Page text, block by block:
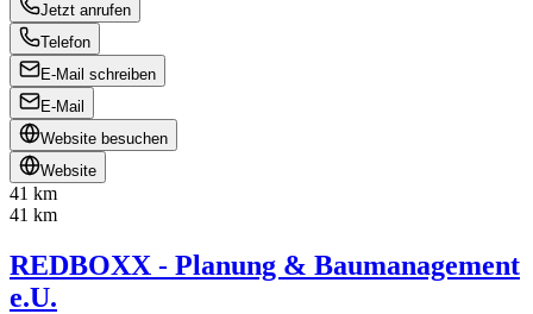
Jetzt anrufen
Telefon
E-Mail schreiben
E-Mail
Website besuchen
Website
41 km
41 km
REDBOXX - Planung & Baumanagement
e.U.